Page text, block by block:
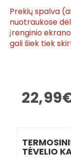
Prekių spalva
nuotraukose
įrenginio
gali šiek tiek
TĖVELIO